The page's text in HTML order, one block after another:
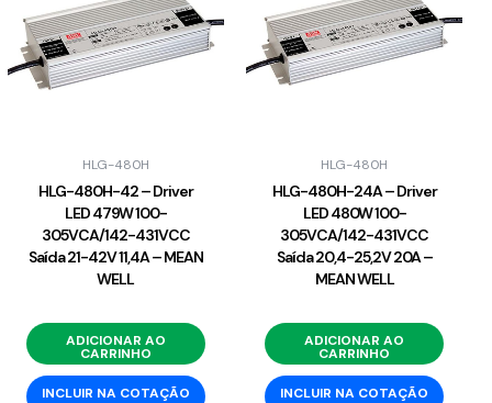
HLG-480H
HLG-480H-42 – Driver
LED 479W 100-
305VCA/142-431VCC
Saída 21-42V 11,4A – MEAN
WELL
ADICIONAR AO
CARRINHO
INCLUIR NA COTAÇÃO
HLG-480H
HLG-480H-24A – Driver
LED 480W 100-
305VCA/142-431VCC
Saída 20,4-25,2V 20A –
MEAN WELL
ADICIONAR AO
CARRINHO
INCLUIR NA COTAÇÃO